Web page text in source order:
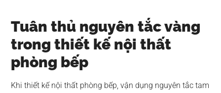
Tuân thủ nguyên tắc vàng
trong thiết kế nội thất
phòng bếp
Khi thiết kế nội thất phòng bếp, vận dụng nguyên tắc tam